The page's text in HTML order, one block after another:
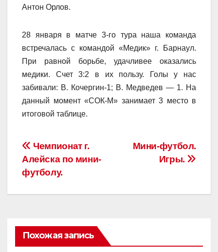
Антон Орлов.
28 января в матче 3-го тура наша команда
встречалась с командой «Медик» г. Барнаул.
При равной борьбе, удачливее оказались
медики. Счет 3:2 в их пользу. Голы у нас
забивали: В. Кочергин-1; В. Медведев — 1. На
данный момент «СОК-М» занимает 3 место в
итоговой таблице.
Навигация
по
записям
Мини-футбол.
Игры.
Чемпионат г.
Алейска по мини-
футболу.
Похожая запись